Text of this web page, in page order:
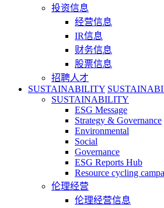
投资信息
经营信息
IR信息
财务信息
股票信息
招聘人才
SUSTAINABILITY
SUSTAINABILITY
ESG Message
Strategy & Governance
Environmental
Social
Governance
ESG Reports Hub
Resource cycling
伦理经营
伦理经营信息